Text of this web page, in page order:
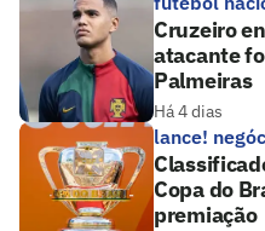
Cruzeiro
atacante
Palmeiras
Há 4 dias
lance!
Copa do
premiação